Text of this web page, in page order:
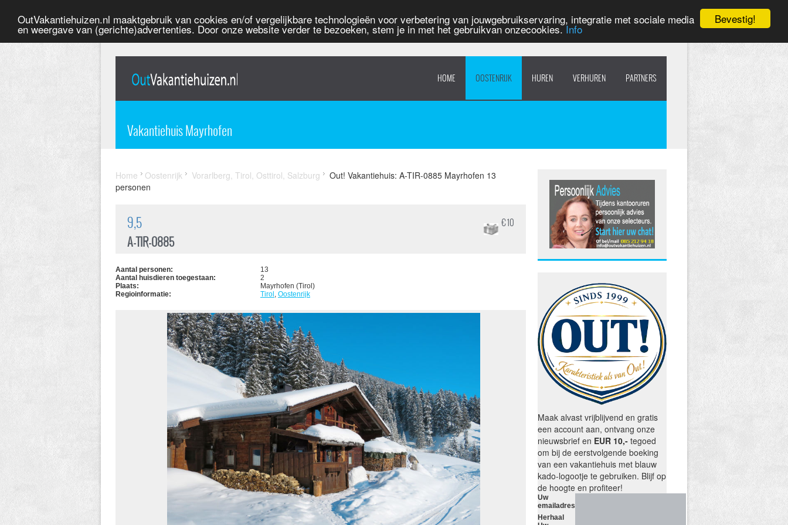
Bevestig!
OutVakantiehuizen.nl maaktgebruik van cookies en/of vergelijkbare technologieën voor verbetering van jouwgebruikservaring, integratie met sociale media
en weergave van (gerichte)advertenties. Door onze website verder te bezoeken, stem je in met het gebruikvan onzecookies.Info
HOME OOSTENRIJK HUREN VERHUREN PARTNERS
Vakantiehuis Mayrhofen
Home Oostenrijk Vorarlberg, Tirol, Osttirol, Salzburg
Out! Vakantiehuis: A-TIR-0885 Mayrhofen 13
personen
9,5
A-TIR-0885
€ 10
Aantal personen:
13
Aantal huisdieren toegestaan:
2
Plaats:
Mayrhofen (Tirol)
Regioinformatie:
Tirol , Oostenrijk
Maak alvast vrijblijvend en gratis
een account aan, ontvang onze
nieuwsbrief en EUR 10,- tegoed
om bij de eerstvolgende boeking
van een vakantiehuis met blauw
kado-logootje te gebruiken. Blijf op
de hoogte en profiteer!
Uw
emailadres
Herhaal